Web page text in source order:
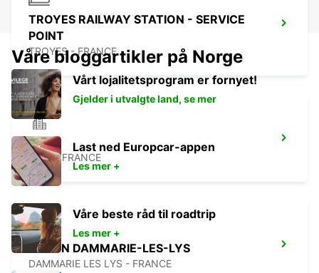
TROYES RAILWAY STATION - SERVICE
POINT
TROYES - FRANCE
GIEN
GIEN - FRANCE
MELUN DAMMARIE-LES-LYS
DAMMARIE LES LYS - FRANCE
Våre bloggartikler på Norge
Vårt lojalitetsprogram er fornyet!
Gjelder i utvalgte land, se mer
Last ned Europcar-appen
Les mer +
Våre beste råd til roadtrip
Les mer +